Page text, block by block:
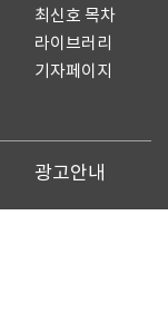
최신호 목차
라이브러리
기자페이지
광고안내